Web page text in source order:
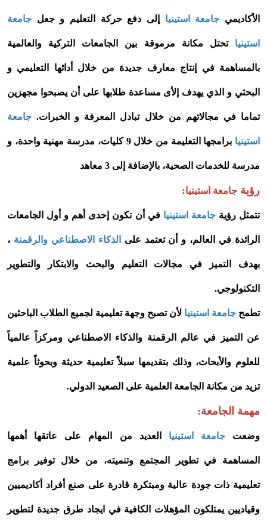
الأكاديمي جامعة استينيا إلى دفع حركة التعليم و جعل جامعة
استينيا تحتل مكانة مرموقة بين الجامعات التركية والعالمية
بالمساهمة في إنتاج معارف جديدة من خلال أدائها التعليمي و
البحثي و الذي يهدف إلأى مساعدة طلابها على أن يصبحوا مجهزين
تماما في مجالاتهم من خلال تبادل المعرفة و الخبرات. جامعة
استينيا برامجها التعليمة من خلال 9 كليات، مدرسة مهنية واحدة، و
مدرسة للخدمات الصحية، بالإضافة إلى 3 معاهد
رؤية جامعة استينيا:
تتمثل رؤيةجامعة استينيا في أن تكون إحدى أهم و أول الجامعات
الرائدة في العالم، و أن تعتمد على الذكاء الاصطناعي والرقمنة ،
بهدف التميز في مجالات التعليم والبحث والابتكار والتطوير
التكنولوجي.
تطمح جامعة استينيا لأن تصبح وجهة تعليمية لجميع الطلاب الباحثين
عن التميز في عالم الرقمنة والذكاء الاصطناعي ومركزاً عالمياً
للعلوم والأبحاث، وذلك بتقديمها سبلاً تعليمية حديثة وبحوثاً علمية
تزيد من مكانة الجامعة العلمية على الصعيد الدولي.
مهمة الجامعة:
وضعتجامعة استينيا العديد من المهام على عاتقها أهمها
المساهمة في تطوير المجتمع وتنميته، من خلال توفير برامج
تعليمية ذات جودة عالية ومبتكرة قادرة على صنع أفراد أكاديميين
وقياديين يمتلكون المؤهلات الكافية في ايجاد طرق جديدة لتطوير